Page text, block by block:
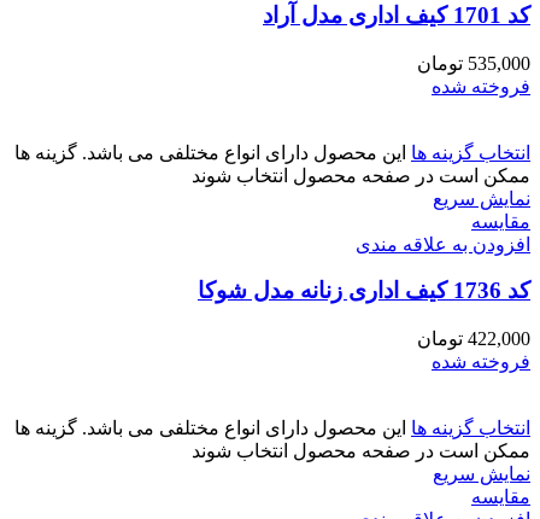
کد 1701 کیف اداری مدل آراد
535,000 تومان
فروخته شده
انتخاب گزینه ها این محصول دارای انواع مختلفی می باشد. گزینه ها
ممکن است در صفحه محصول انتخاب شوند
نمایش سریع
مقايسه
افزودن به علاقه مندی
کد 1736 کیف اداری زنانه مدل شوکا
422,000 تومان
فروخته شده
انتخاب گزینه ها این محصول دارای انواع مختلفی می باشد. گزینه ها
ممکن است در صفحه محصول انتخاب شوند
نمایش سریع
مقايسه